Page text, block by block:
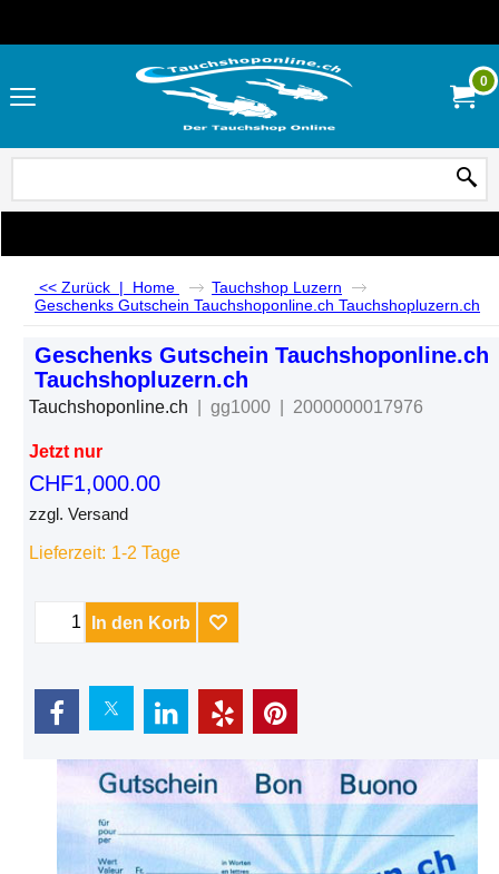
0
<< Zurück | Home
Tauchshop Luzern
Geschenks Gutschein Tauchshoponline.ch Tauchshopluzern.ch
Geschenks Gutschein Tauchshoponline.ch
Tauchshopluzern.ch
Tauchshoponline.ch gg1000 2000000017976
Jetzt nur
CHF1,000.00
zzgl. Versand
Lieferzeit: 1-2 Tage
In den Korb